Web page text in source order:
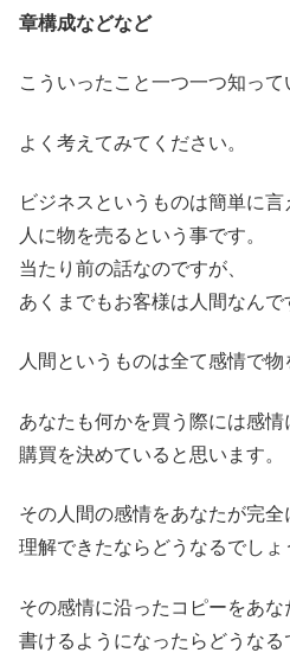
章構成などなど
こういったこと一つ一つ知って
よく考えてみてください。
ビジネスというものは簡単に言
人に物を売るという事です。
当たり前の話なのですが、
あくまでもお客様は人間なんで
人間というものは全て感情で物
あなたも何かを買う際には感情
購買を決めていると思います。
その人間の感情をあなたが完全
理解できたならどうなるでしょ
その感情に沿ったコピーをあな
書けるようになったらどうなる